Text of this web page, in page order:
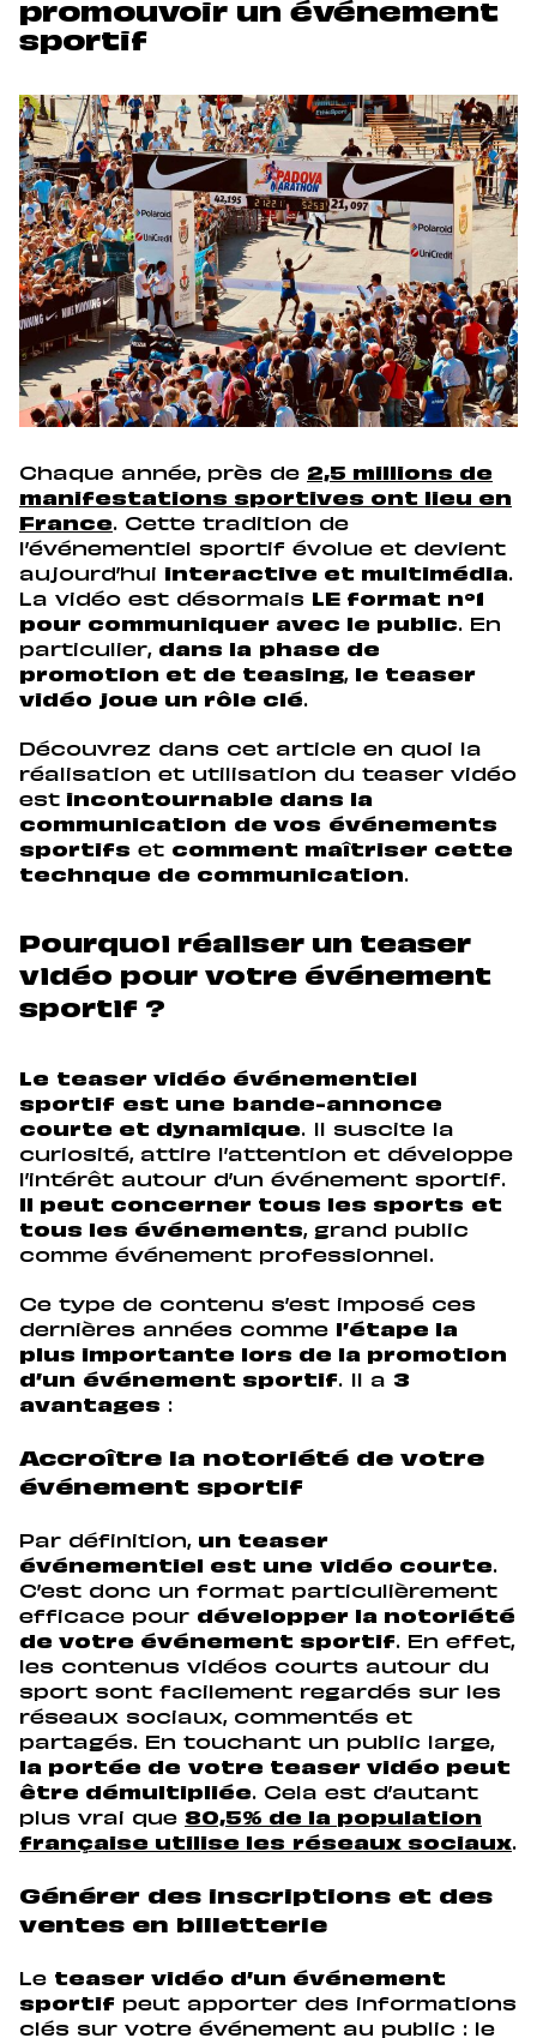
promouvoir un événement
sportif
Chaque année, près de 2,5 millions de
manifestations sportives ont lieu en
France. Cette tradition de
l’événementiel sportif évolue et devient
aujourd’hui
interactive et multimédia.
La vidéo est désormais
LE format n°1
pour communiquer avec le public. En
particulier, dans la
phase de
promotion et de teasing,
le teaser
vidéo joue un rôle clé.
Découvrez dans cet article en quoi la
réalisation et utilisation du teaser vidéo
est incontournable dans la
communication de vos événements
sportifs et comment maîtriser cette
technque de communication.
Pourquoi réaliser un teaser
vidéo pour votre événement
sportif ?
Le teaser vidéo événementiel
sportif est une
bande-annonce
courte et dynamique. Il suscite la
curiosité, attire l’attention et développe
l’intérêt autour d’un événement sportif.
Il peut concerner tous les sports et
tous les événements, grand public
comme événement professionnel.
Ce type de contenu s’est imposé ces
dernières années comme
l’étape la
plus importante lors de la promotion
d’un événement sportif. Il a 3
avantages :
Accroître la notoriété de votre
événement sportif
Par définition, un teaser
événementiel est une vidéo courte.
C’est donc un format particulièrement
efficace pour développer la notoriété
de votre événement sportif. En effet,
les contenus vidéos courts autour du
sport sont facilement regardés sur les
réseaux sociaux, commentés et
partagés. En touchant un public large,
la portée de votre teaser vidéo peut
être démultipliée. Cela est d’autant
plus vrai que 80,5% de la population
française utilise les
réseaux sociaux.
Générer des inscriptions et des
ventes en billetterie
Le teaser vidéo d’un événement
sportif peut apporter des informations
clés sur votre événement au public : le